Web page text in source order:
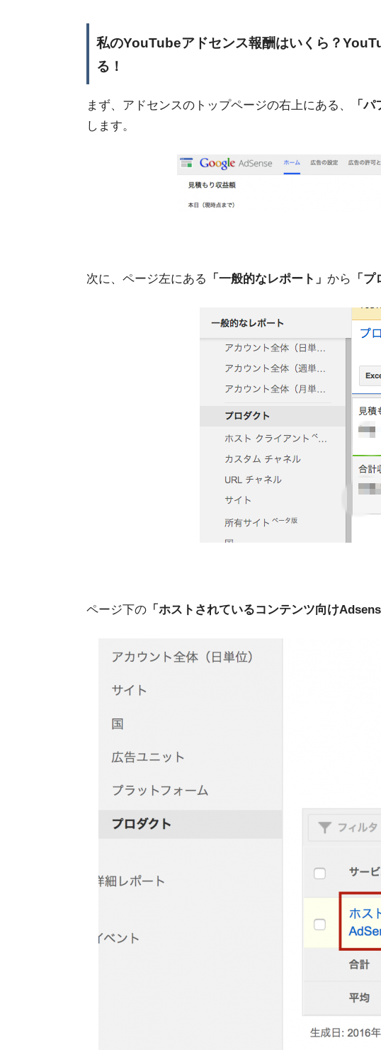
私のYouTubeアドセンス報酬はいくら？
る！
まず、アドセンスのトップページの右上にある、 「
します。
次に、ページ左にある 「一般的なレポート」 から 「プ
ページ下の 「ホストされているコンテンツ向け